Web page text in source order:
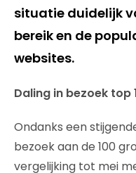
situatie duidelijk
bereik en de
websites.
Daling in bezoek top
Ondanks een
bezoek aan de 100
vergelijking tot mei